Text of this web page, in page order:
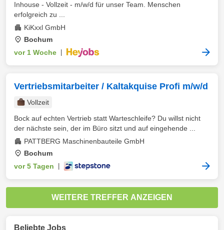
Inhouse - Vollzeit - m/w/d für unser Team. Menschen
erfolgreich zu ...
KiKxxl GmbH
Bochum
vor 1 Woche
Vertriebsmitarbeiter / Kaltakquise Profi m/w/d
Vollzeit
Bock auf echten Vertrieb statt Warteschleife? Du willst nicht
der nächste sein, der im Büro sitzt und auf eingehende ...
PATTBERG Maschinenbauteile GmbH
Bochum
vor 5 Tagen
WEITERE TREFFER ANZEIGEN
Beliebte Jobs